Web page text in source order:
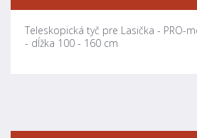
Teleskopická tyč pre Lasička - PRO-
- dĺžka 100 - 160 cm